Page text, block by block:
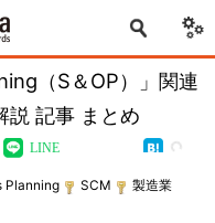
（S＆OP）」関連
説 記事 まとめ
LINE
Planning SCM
製造業